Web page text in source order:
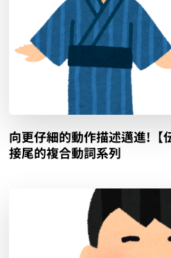
向更仔細的動作描述邁進!【
接尾的複合動詞系列